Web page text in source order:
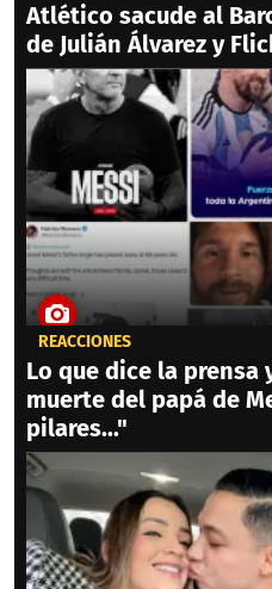
Atlético sacude al
de Julián Álvarez y
REACCIONES
Lo que dice la prensa
muerte del papá de
pilares..."